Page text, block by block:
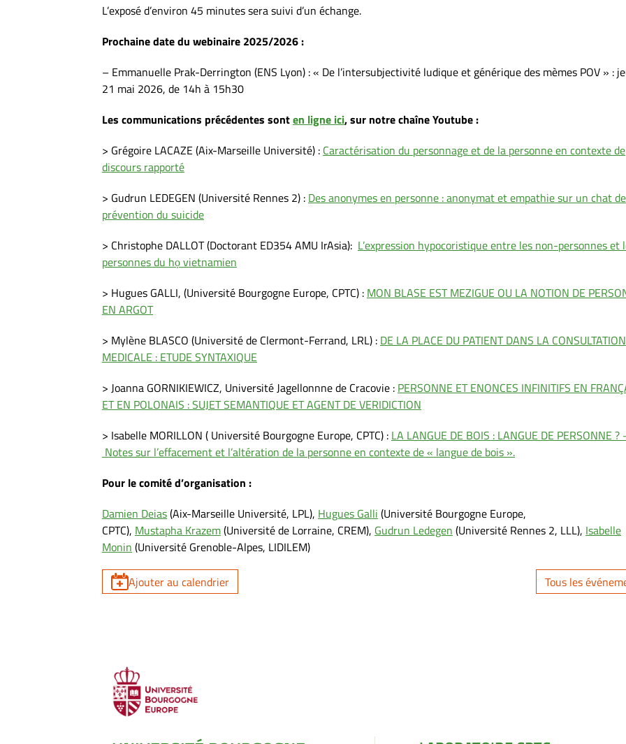
L’exposé d’environ 45 minutes sera suivi d’un échange.
Prochaine date du webinaire 2025/2026 :
– Emmanuelle Prak-Derrington (ENS Lyon) : « De l’intersubjectivité ludique et générique des mèmes POV » :
21 mai 2026, de 14h à 15h30
Les communications précédentes sonten ligne ici, sur notre chaîne Youtube :
> Grégoire LACAZE (Aix-Marseille Université) : Caractérisation du personnage et de la personne en contexte de
discours rapporté
> Gudrun LEDEGEN (Université Rennes 2) : Des anonymes en personne : anonymat et empathie sur un chat de
prévention du suicide
> Christophe DALLOT (Doctorant ED354 AMU IrAsia): L’expression hypocoristique entre les non-personnes et
personnes du họ vietnamien
> Hugues GALLI, (Université Bourgogne Europe, CPTC) : MON BLASE EST MEZIGUE OU LA NOTION DE
EN ARGOT
> Mylène BLASCO (Université de Clermont-Ferrand, LRL) : DE LA PLACE DU PATIENT DANS LA CONSULTATION
MEDICALE : ETUDE SYNTAXIQUE
> Joanna GORNIKIEWICZ, Université Jagellonnne de Cracovie : PERSONNE ET ENONCES INFINITIFS EN
ET EN POLONAIS : SUJET SEMANTIQUE ET AGENT DE VERIDICTION
> Isabelle MORILLON ( Université Bourgogne Europe, CPTC) : LA LANGUE DE BOIS : LANGUE DE PERSONNE ?
Notes sur l’effacement et l’altération de la personne en contexte de « langue de bois ».
Pour le comité d’organisation :
Damien Deias(Aix-Marseille Université, LPL), Hugues Galli (Université Bourgogne Europe,
CPTC), Mustapha Krazem(Université de Lorraine, CREM), Gudrun Ledegen (Université Rennes 2, LLL), Isabelle
Monin (Université Grenoble-Alpes, LIDILEM)
Ajouter au calendrier Tous les